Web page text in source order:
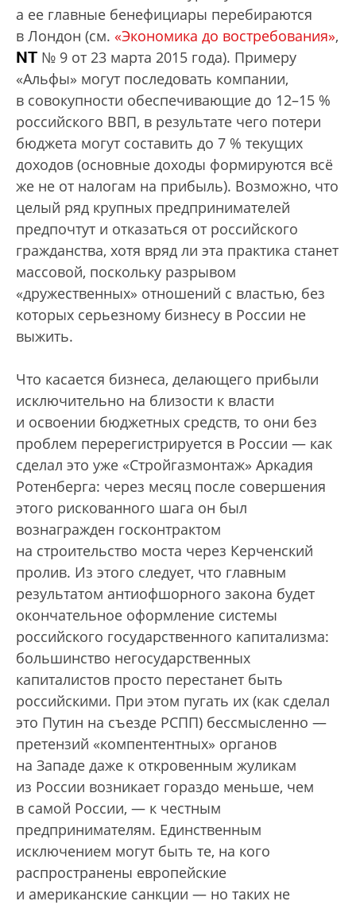
а ее главные бенефициары перебираются
в Лондон (см. «Экономика до востребования»,
NT № 9 от 23 марта 2015 года). Примеру
«Альфы» могут последовать компании,
в совокупности обеспечивающие до 12–15 %
российского ВВП, в результате чего потери
бюджета могут составить до 7 % текущих
доходов (основные доходы формируются всё
же не от налогам на прибыль). Возможно, что
целый ряд крупных предпринимателей
предпочтут и отказаться от российского
гражданства, хотя вряд ли эта практика станет
массовой, поскольку разрывом
«дружественных» отношений с властью, без
которых серьезному бизнесу в России не
выжить.
Что касается бизнеса, делающего прибыли
исключительно на близости к власти
и освоении бюджетных средств, то они без
проблем перерегистрируется в России — как
сделал это уже «Стройгазмонтаж» Аркадия
Ротенберга: через месяц после совершения
этого рискованного шага он был
вознагражден госконтрактом
на строительство моста через Керченский
пролив. Из этого следует, что главным
результатом антиофшорного закона будет
окончательное оформление системы
российского государственного капитализма:
большинство негосударственных
капиталистов просто перестанет быть
российскими. При этом пугать их (как сделал
это Путин на съезде РСПП) бессмысленно —
претензий «компентентных» органов
на Западе даже к откровенным жуликам
из России возникает гораздо меньше, чем
в самой России, — к честным
предпринимателям. Единственным
исключением могут быть те, на кого
распространены европейские
и американские санкции — но таких не